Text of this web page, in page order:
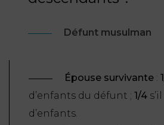
Défunt musulman
Épouse survivante :
d’enfants du défunt ; 1/4
d’enfants.